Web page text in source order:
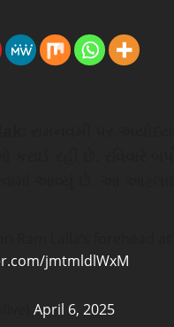
jmtmldlWxM
April 6, 2025